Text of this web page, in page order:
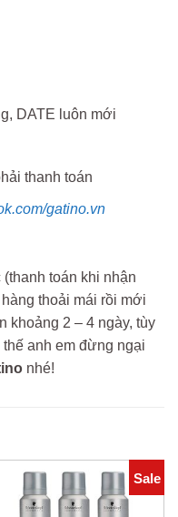
DATE luôn mới
thanh toán
gatino.vn
toán khi nhận
thoải mái rồi mới
khoảng 2 – 4 ngày, tùy
anh em đừng ngại
nhé!
Sale